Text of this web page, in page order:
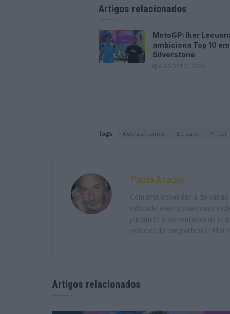
Artigos relacionados
MotoGP: Iker
ambiciona Top 10 em
Silverstone
6 AGOSTO, 2026
Tags: Australianos Ducati Miller
Paulo Araújo
Com uma experiência de
cobrindo eventos nas duas
jornalista e comentador de
velocidade, em particular
Artigos relacionados